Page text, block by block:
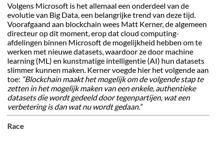
Volgens Microsoft is het allemaal een onderdeel van de
evolutie van Big Data, een belangrijke trend van deze tijd.
Voorafgaand aan blockchain wees Matt Kerner, de algemeen
directeur op dit moment, erop dat cloud computing-
afdelingen binnen Microsoft de mogelijkheid hebben om te
werken met nieuwe datasets, waardoor ze door machine
learning (ML) en kunstmatige intelligentie (AI) hun datasets
slimmer kunnen maken. Kerner voegde hier het volgende aan
toe: “Blockchain maakt het mogelijk om de volgende stap te
zetten in het mogelijk maken van een enkele, authentieke
datasets die wordt gedeeld door tegenpartijen, wat een
verbetering is dan wat nu wordt gedaan.”
Race